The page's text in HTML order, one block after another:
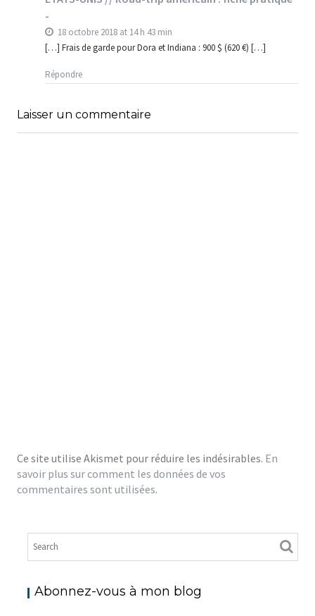
-
18 octobre 2018 at 14 h 43 min
[…] Frais de garde pour Dora et Indiana : 900 $ (620 €) […]
Répondre
Laisser un commentaire
Ce site utilise Akismet pour réduire les indésirables. En
savoir plus sur comment les données de vos
commentaires sont utilisées.
Abonnez-vous à mon blog